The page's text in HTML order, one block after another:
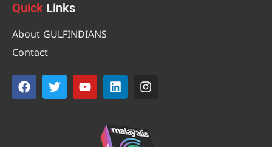
Quick Links
About GULFINDIANS
Contact